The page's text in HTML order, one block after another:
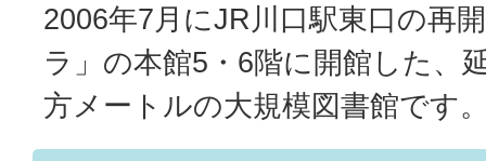
2006年7月にJR川口駅東口の再
ラ」の本館5・6階に開館した、
方メートルの大規模図書館です